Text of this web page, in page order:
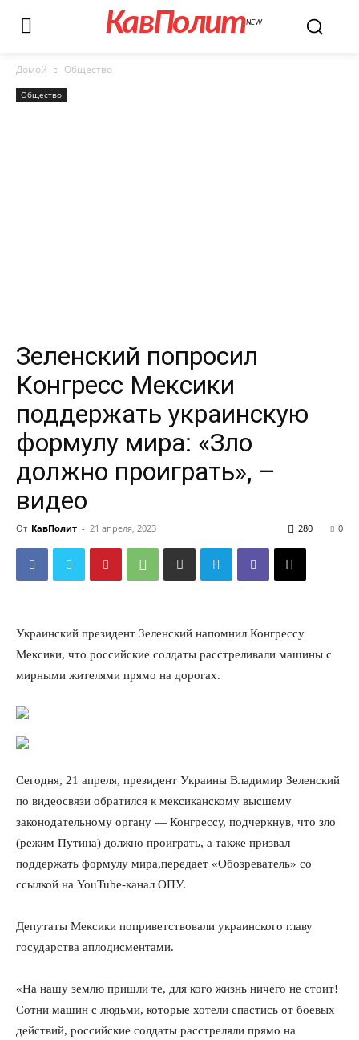
КавПолитNEW
Домой Общество
Общество
Зеленский попросил
Конгресс Мексики
поддержать украинскую
формулу мира: «Зло
должно проиграть», –
видео
От КавПолит - 21 апреля, 2023 0
280
Украинский президент Зеленский напомнил Конгрессу
Мексики, что российские солдаты расстреливали машины с
мирными жителями прямо на дорогах.
Сегодня, 21 апреля, президент Украины Владимир Зеленский
по видеосвязи обратился к мексиканскому высшему
законодательному органу — Конгрессу, подчеркнув, что зло
(режим Путина) должно проиграть, а также призвал
поддержать формулу мира,передает «Обозреватель» со
ссылкой на YouTube-канал ОПУ.
Депутаты Мексики поприветствовали украинского главу
государства аплодисментами.
«На нашу землю пришли те, для кого жизнь ничего не стоит!
Сотни машин с людьми, которые хотели спастись от боевых
действий, российские солдаты расстреляли прямо на